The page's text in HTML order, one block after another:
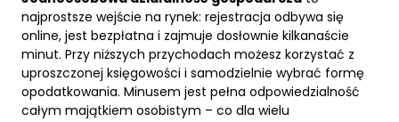
najprostsze wejście na rynek: rejestracja odbywa się
online, jest bezpłatna i zajmuje dosłownie kilkanaście
minut. Przy niższych przychodach możesz korzystać z
uproszczonej księgowości i samodzielnie wybrać formę
opodatkowania. Minusem jest pełna odpowiedzialność
całym majątkiem osobistym – co dla wielu